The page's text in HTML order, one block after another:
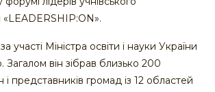
участі Міністра освіти і науки України
Загалом він зібрав близько 200
і представників громад із 12 областей